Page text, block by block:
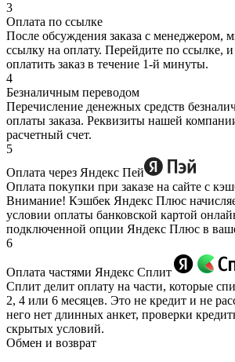
3
Оплата по ссылке
После обсуждения заказа с менеджером,
ссылку на оплату. Перейдите по ссылке,
оплатить заказ в течение 1-й минуты.
4
Безналичным переводом
Перечисление денежных средств
оплаты заказа. Реквизиты нашей
расчетный счет.
5
Оплата через Яндекс Пей
Оплата покупки при заказе на сайте с
Внимание! Кэшбек Яндекс Плюс
условии оплаты банковской картой
подключенной опции Яндекс Плюс в
6
Оплата частями Яндекс Сплит
Сплит делит оплату на части, которые
2, 4 или 6 месяцев. Это не кредит и не
него нет длинных анкет, проверки
скрытых условий.
Обмен и возврат